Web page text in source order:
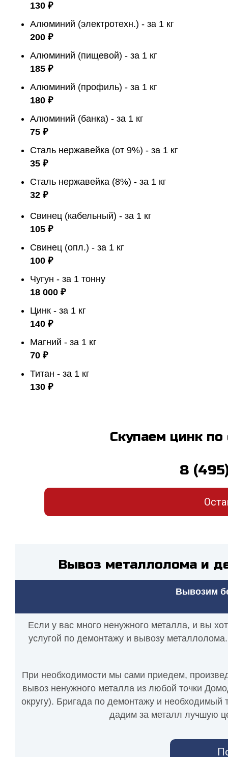
130 ₽
Алюминий (электротехн.) - за 1 кг
200 ₽
Алюминий (пищевой) - за 1 кг
185 ₽
Алюминий (профиль) - за 1 кг
180 ₽
Алюминий (банка) - за 1 кг
75 ₽
Сталь нержавейка (от 9%) - за 1 кг
35 ₽
Сталь нержавейка (8%) - за 1 кг
32 ₽
Свинец (кабельный) - за 1 кг
105 ₽
Свинец (опл.) - за 1 кг
100 ₽
Чугун - за 1 тонну
18 000 ₽
Цинк - за 1 кг
140 ₽
Магний - за 1 кг
70 ₽
Титан - за 1 кг
130 ₽
Скупаем цинк
8
Вывоз металлолома и
Вывозим
Если у вас много ненужного металла, и вы
услугой по демонтажу и вывозу
При необходимости мы сами приедем,
вывоз ненужного металла из любой точки
округу). Бригада по демонтажу и необходимый
дадим за металл лучшую